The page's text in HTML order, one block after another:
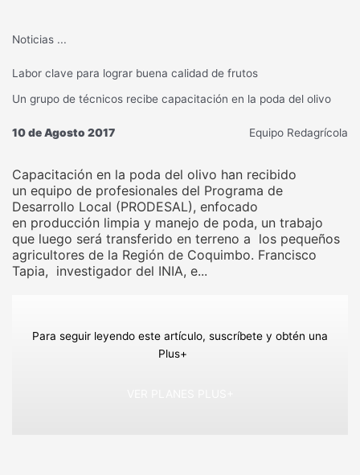
Noticias ...
Labor clave para lograr buena calidad de frutos
Un grupo de técnicos recibe capacitación en la poda del olivo
10 de Agosto 2017 Equipo Redagrícola
Capacitación en la poda del olivo han recibido
un equipo de profesionales del Programa de
Desarrollo Local (PRODESAL), enfocado
en producción limpia y manejo de poda, un trabajo
que luego será transferido en terreno a los pequeños
agricultores de la Región de Coquimbo. Francisco
Tapia, investigador del INIA, e...
Para seguir leyendo este artículo, suscríbete y obtén una
Plus+